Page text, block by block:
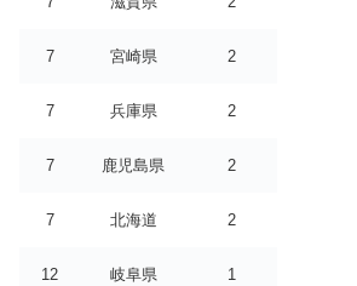
7 宮崎県 2
7 兵庫県 2
7 鹿児島県 2
7 北海道 2
12 岐阜県 1